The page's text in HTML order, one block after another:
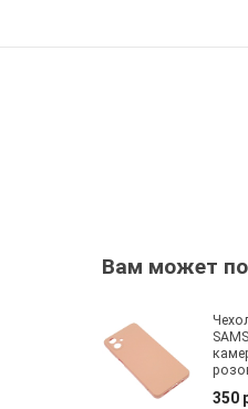
Вам может
350